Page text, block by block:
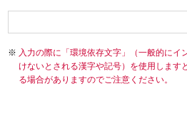
入力の際に「環境依存文字」（一般的にイ
けないとされる漢字や記号）を使用します
る場合がありますのでご注意ください。